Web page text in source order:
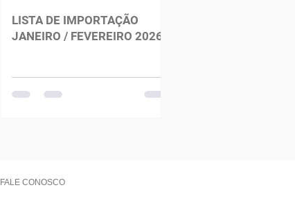
LISTA DE IMPORTAÇÃO
JANEIRO / FEVEREIRO 2026
FALE CONOSCO